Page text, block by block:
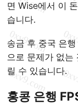
면 Wise에서 이
습니다.
송금 후 중국 은
으로 문제가 없는
릴 수 있습니다.
홍콩 은행